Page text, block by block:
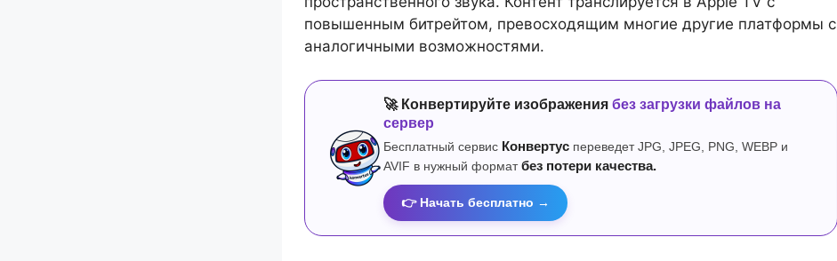
повышенным битрейтом, превосходящим многие другие платформы с
аналогичными возможностями.
🚀 Конвертируйте изображения без загрузки файлов на
сервер
Бесплатный сервис Конвертус переведет JPG, JPEG, PNG, WEBP и
AVIF в нужный формат без потери качества.
👉 Начать бесплатно →